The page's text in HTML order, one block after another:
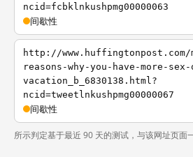
ncid=fcbklnkushpmg00000063
间歇性
http://www.huffingtonpost.com/
reasons-why-you-have-more-sex-
vacation_b_6830138.html?
ncid=tweetlnkushpmg00000067
间歇性
所示判定基于最近 90 天的测试，与该网址页面一